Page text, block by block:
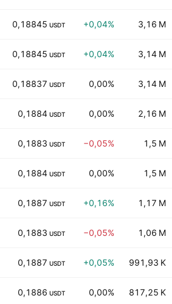
0,18845 USDT +0,04% 3,16 M
0,18845 USDT +0,04% 3,14 M
0,18837 USDT 0,00% 3,14 M
0,1884 USDT 0,00% 2,16 M
0,1883 USDT −0,05% 1,5 M
0,1884 USDT 0,00% 1,5 M
0,1887 USDT +0,16% 1,17 M
0,1883 USDT −0,05% 1,06 M
0,1887 USDT +0,05% 991,93 K
0,1886 USDT 0,00% 817,25 K